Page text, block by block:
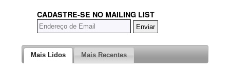
CADASTRE-SE NO MAILING LIST
Mais Lidos Mais Recentes